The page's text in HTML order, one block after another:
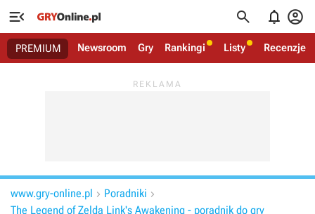
   
PREMIUM Newsroom Gry Rankingi Listy Recenzje
www.gry-online.pl  Poradniki 
The Legend of Zelda Link's Awakening - poradnik do gry